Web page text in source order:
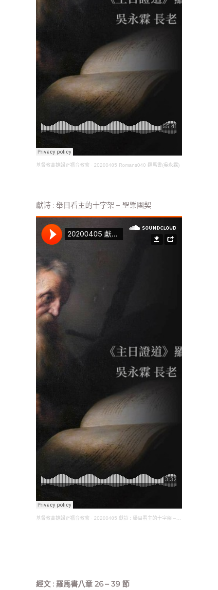
基督教高雄歸正福音教會 · 20200405 Romans040 羅馬書(吳永霖)
獻詩 : 舉目看主的十字架 – 聖樂團契
基督教高雄歸正福音教會 · 20200405 獻詩 : 舉目看主的十字架 – 聖樂團契
經文 : 羅馬書八章 26 – 39 節